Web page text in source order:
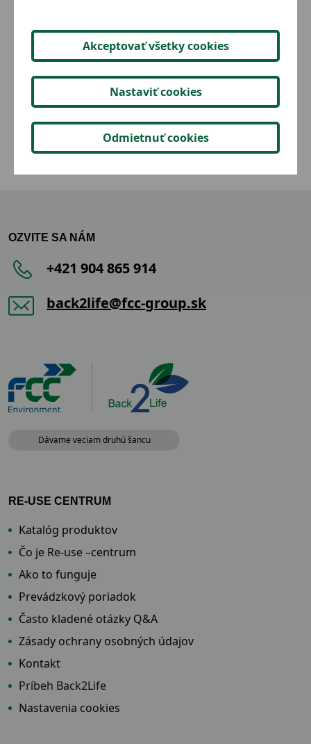
Moja malá kniha maškŕt
Detail 2,00 €
OZVITE SA NÁM
+421 904 865 914
back2life@fcc-group.sk
Dávame veciam druhú šancu
RE-USE CENTRUM
Katalóg produktov
Čo je Re-use –centrum
Ako to funguje
Prevádzkový poriadok
Často kladené otázky Q&A
Zásady ochrany osobných údajov
Kontakt
Príbeh Back2Life
Nastavenia cookies
Akceptovať všetky cookies
Nastaviť cookies
Odmietnuť cookies